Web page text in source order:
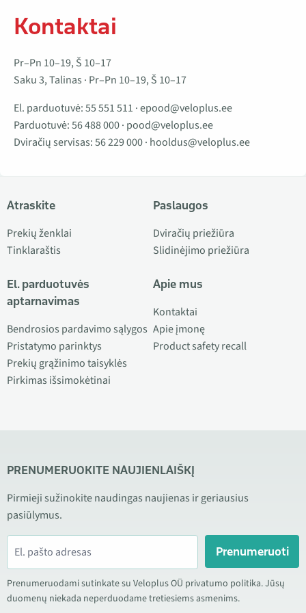
Kontaktai
Pr–Pn 10–19, Š 10–17
Saku 3, Talinas · Pr–Pn 10–19, Š 10–17
El. parduotuvė:55 551 511 ·epood@veloplus.ee
Parduotuvė:56 488 000· pood@veloplus.ee
Dviračių servisas:56 229 000· hooldus@veloplus.ee
Atraskite
Prekių ženklai
Tinklaraštis
El. parduotuvės
aptarnavimas
Bendrosios pardavimo sąlygos
Pristatymo parinktys
Prekių grąžinimo taisyklės
Pirkimas išsimokėtinai
Paslaugos
Dviračių priežiūra
Slidinėjimo priežiūra
Apie mus
Kontaktai
Apie įmonę
Product safety recall
PRENUMERUOKITE NAUJIENLAIŠKĮ
Pirmieji sužinokite naudingas naujienas ir geriausius
pasiūlymus.
Prenumeruoti
Prenumeruodami sutinkate su Veloplus OÜ privatumo politika. Jūsų
duomenų niekada neperduodame tretiesiems asmenims.